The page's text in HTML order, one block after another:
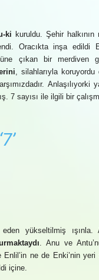
ki kuruldu. Şehir halkının
Oracıkta inşa
çıkan bir merdiven
, silahlarıyla
Anlaşılıyorki
7 sayısı ile ilgili bir
yükseltilmiş ışınla.
. Anu ve
Enlil’in ne de Enki’nin yeri
içine.